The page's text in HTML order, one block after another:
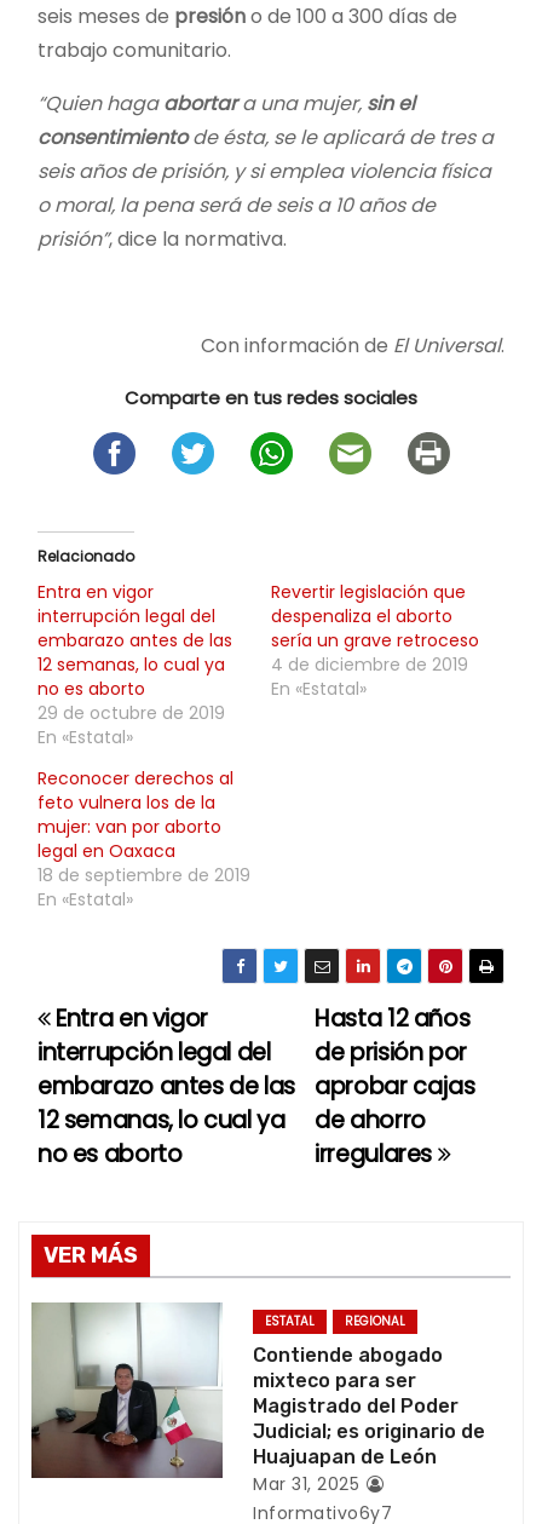
seis meses de presióno de 100 a 300 días de
trabajo comunitario.
“Quien hagaabortara una mujer, sin el
consentimientode ésta, se le aplicará de tres a
seis años de prisión, y si emplea violencia física
o moral, la pena será de seis a 10 años de
prisión”, dice la normativa.
Con información de El Universal.
Comparte en tus redes sociales
Relacionado
Entra en vigor
interrupción legal del
embarazo antes de las
12 semanas, lo cual ya
no es aborto
29 de octubre de 2019
En «Estatal»
Revertir legislación que
despenaliza el aborto
sería un grave retroceso
4 de diciembre de 2019
En «Estatal»
Reconocer derechos al
feto vulnera los de la
mujer: van por aborto
legal en Oaxaca
18 de septiembre de 2019
En «Estatal»
N
a
v
g
a
ó
n
Hasta 12 años
de prisión por
aprobar cajas
de ahorro
irregulares
Entra en vigor
interrupción legal del
embarazo antes de las
12 semanas, lo cual ya
no es aborto
VER MÁS
ESTATAL REGIONAL
Contiende abogado
mixteco para ser
Magistrado del Poder
Judicial; es originario de
Huajuapan de León
Mar 31, 2025
Informativo6y7